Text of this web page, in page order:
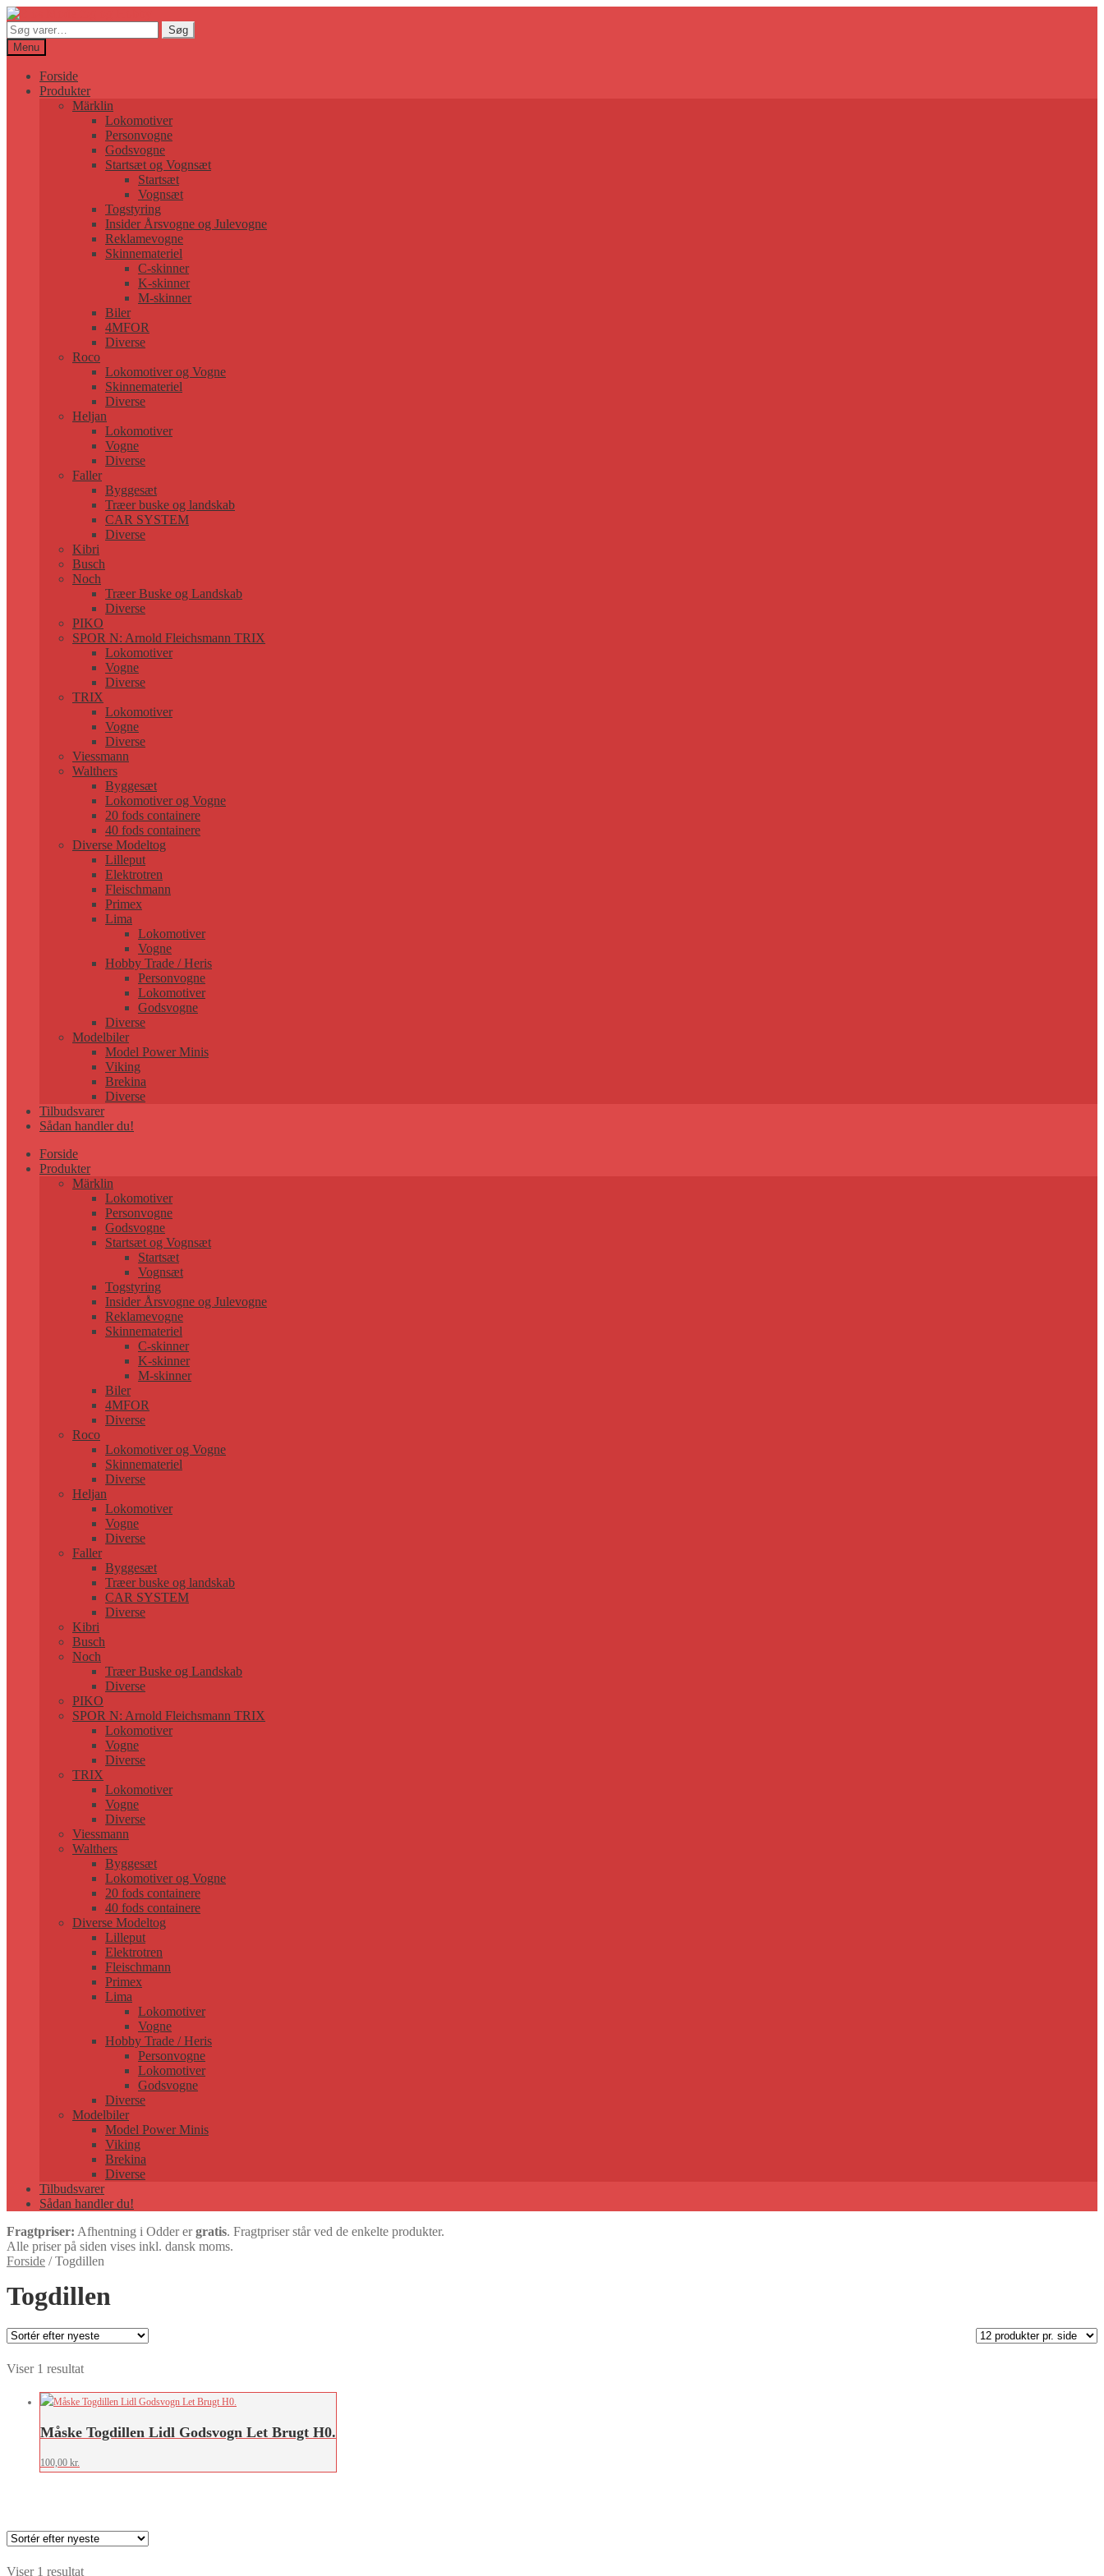
Søg
efter:
Søg
Menu
Forside
Produkter
Märklin
Lokomotiver
Personvogne
Godsvogne
Startsæt og Vognsæt
Startsæt
Vognsæt
Togstyring
Insider Årsvogne og Julevogne
Reklamevogne
Skinnemateriel
C-skinner
K-skinner
M-skinner
Biler
4MFOR
Diverse
Roco
Lokomotiver og Vogne
Skinnemateriel
Diverse
Heljan
Lokomotiver
Vogne
Diverse
Faller
Byggesæt
Træer buske og landskab
CAR SYSTEM
Diverse
Kibri
Busch
Noch
Træer Buske og Landskab
Diverse
PIKO
SPOR N: Arnold Fleichsmann TRIX
Lokomotiver
Vogne
Diverse
TRIX
Lokomotiver
Vogne
Diverse
Viessmann
Walthers
Byggesæt
Lokomotiver og Vogne
20 fods containere
40 fods containere
Diverse Modeltog
Lilleput
Elektrotren
Fleischmann
Primex
Lima
Lokomotiver
Vogne
Hobby Trade / Heris
Personvogne
Lokomotiver
Godsvogne
Diverse
Modelbiler
Model Power Minis
Viking
Brekina
Diverse
Tilbudsvarer
Sådan handler du!
Forside
Produkter
Märklin
Lokomotiver
Personvogne
Godsvogne
Startsæt og Vognsæt
Startsæt
Vognsæt
Togstyring
Insider Årsvogne og Julevogne
Reklamevogne
Skinnemateriel
C-skinner
K-skinner
M-skinner
Biler
4MFOR
Diverse
Roco
Lokomotiver og Vogne
Skinnemateriel
Diverse
Heljan
Lokomotiver
Vogne
Diverse
Faller
Byggesæt
Træer buske og landskab
CAR SYSTEM
Diverse
Kibri
Busch
Noch
Træer Buske og Landskab
Diverse
PIKO
SPOR N: Arnold Fleichsmann TRIX
Lokomotiver
Vogne
Diverse
TRIX
Lokomotiver
Vogne
Diverse
Viessmann
Walthers
Byggesæt
Lokomotiver og Vogne
20 fods containere
40 fods containere
Diverse Modeltog
Lilleput
Elektrotren
Fleischmann
Primex
Lima
Lokomotiver
Vogne
Hobby Trade / Heris
Personvogne
Lokomotiver
Godsvogne
Diverse
Modelbiler
Model Power Minis
Viking
Brekina
Diverse
Tilbudsvarer
Sådan handler du!
Fragtpriser: Afhentning i Odder ergratis. Fragtpriser står ved de enkelte produkter.
Alle priser på siden vises inkl. dansk moms.
Forside /Togdillen
Togdillen
Viser 1 resultat
Måske Togdillen Lidl Godsvogn Let Brugt H0.
100,00 kr.
Viser 1 resultat